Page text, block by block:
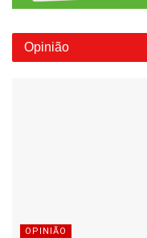
Opinião
OPINIÃO